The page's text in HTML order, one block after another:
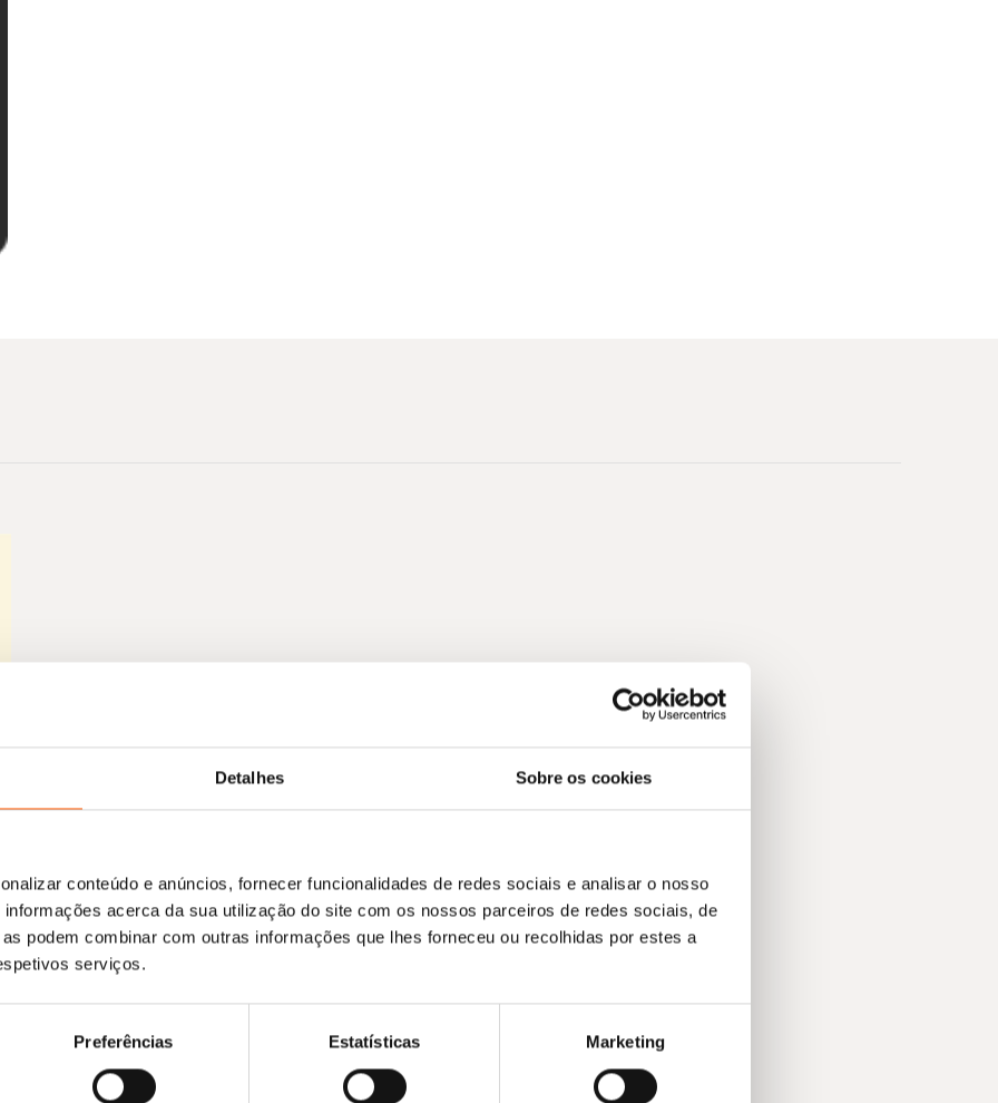
Detalhes Sobre os cookies
conteúdo e anúncios, fornecer funcionalidades de redes sociais e analisar o nosso
informações acerca da sua utilização do site com os nossos parceiros de redes sociais, de
podem combinar com outras informações que lhes forneceu ou recolhidas por estes a
serviços.
Preferências Estatísticas Marketing